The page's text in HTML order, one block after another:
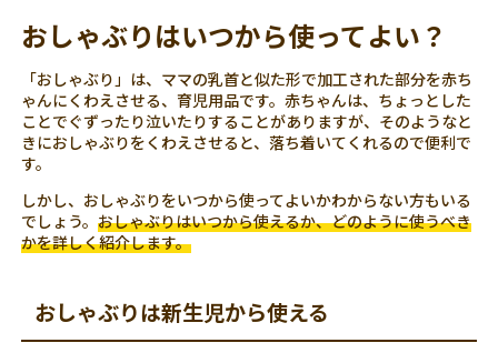
おしゃぶりはいつから使ってよい？
「おしゃぶり」は、ママの乳首と似た形で加工された部分を赤ち
ゃんにくわえさせる、育児用品です。赤ちゃんは、ちょっとした
ことでぐずったり泣いたりすることがありますが、そのようなと
きにおしゃぶりをくわえさせると、落ち着いてくれるので便利で
す。
しかし、おしゃぶりをいつから使ってよいかわからない方もいる
でしょう。おしゃぶりはいつから使えるか、どのように使うべき
かを詳しく紹介します。
おしゃぶりは新生児から使える